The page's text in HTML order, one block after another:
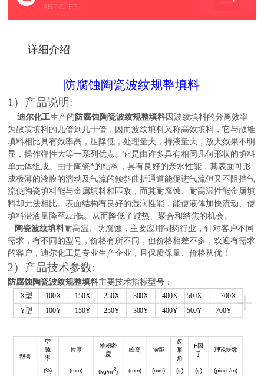
ARTICLES
详细介绍
防腐蚀陶瓷波纹规整填料
1）产品说明:
迪尔化工生产的 防腐蚀陶瓷波纹规整填料因波纹填料的分离效率
为散装填料的几倍到几十倍，因而波纹填料又称高效填料，它与散堆
填料相比具有效率高，压降低，处理量大，持液量大，放大效果不明
显，操作弹性大等一系列优点。它是由许多具有相同几何形状的填料
单元体组成。由于陶瓷*的结构，具有良好的亲水性能，其表面可形
成极薄的液膜的湍动及气流的倾斜曲折通道能促进气流但又不阻挡气
流使陶瓷填料能与金属填料相匹敌，而其耐腐蚀、耐高温性能金属填
料却无法相比。表面结构有良好的湿润性能，能使液体加快流动、使
填料滞液量降至zui低。从而降低了过热、聚合和结焦的机会。
陶瓷波纹填料耐高温、防腐蚀，主要应用制药行业，针对客户不同
需求，有不同的型号，价格有所不同，但价格相差不多，欢迎有需求
的客户，迪尔化工是专业生产企业，且保质保量、价格从优！
2）产品技术参数:
防腐蚀陶瓷波纹规整填料主要技术指标型号：
+
X型 100X 150X 250X 300X 400X 500X 700X
Y型 100Y 150Y 250Y 300Y 400Y 500Y 700Y
型号
空
隙
率
片厚
堆积密
度
峰高 波距
齿
形
角
F因
子
理论块数
(%) (mm) (kg/m3) (mm) (mm) (φ) (φ) (piece/m)